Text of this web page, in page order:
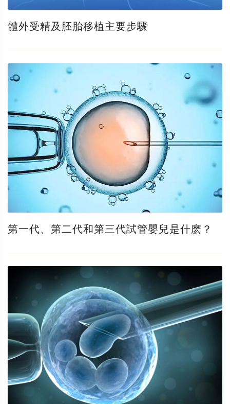
體外受精及胚胎移植主要步驟
第一代、第二代和第三代試管嬰兒是什麽？